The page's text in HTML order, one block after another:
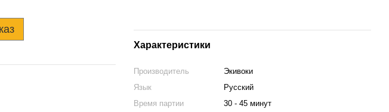
Характеристики
Производитель
Экивоки
Язык
Русский
Время партии
30 - 45 минут